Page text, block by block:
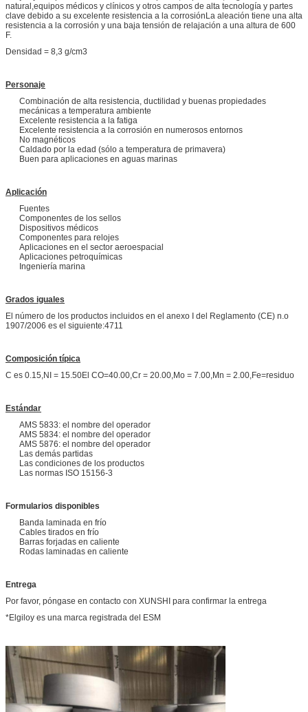
natural,equipos médicos y clínicos y otros campos de alta tecnología y partes
clave debido a su excelente resistencia a la corrosiónLa aleación tiene una alta
resistencia a la corrosión y una baja tensión de relajación a una altura de 600
F.
Densidad = 8,3 g/cm3
Personaje
Combinación de alta resistencia, ductilidad y buenas propiedades
mecánicas a temperatura ambiente
Excelente resistencia a la fatiga
Excelente resistencia a la corrosión en numerosos entornos
No magnéticos
Caldado por la edad (sólo a temperatura de primavera)
Buen para aplicaciones en aguas marinas
Aplicación
Fuentes
Componentes de los sellos
Dispositivos médicos
Componentes para relojes
Aplicaciones en el sector aeroespacial
Aplicaciones petroquímicas
Ingeniería marina
Grados iguales
El número de los productos incluidos en el anexo I del Reglamento (CE) n.o
1907/2006 es el siguiente:4711
Composición típica
C es 0.15,NI = 15.50El CO=40.00,Cr = 20.00,Mo = 7.00,Mn = 2.00,Fe=residuo
Estándar
AMS 5833: el nombre del operador
AMS 5834: el nombre del operador
AMS 5876: el nombre del operador
Las demás partidas
Las condiciones de los productos
Las normas ISO 15156-3
Formularios disponibles
Banda laminada en frío
Cables tirados en frío
Barras forjadas en caliente
Rodas laminadas en caliente
Entrega
Por favor, póngase en contacto con XUNSHI para confirmar la entrega
*Elgiloy es una marca registrada del ESM